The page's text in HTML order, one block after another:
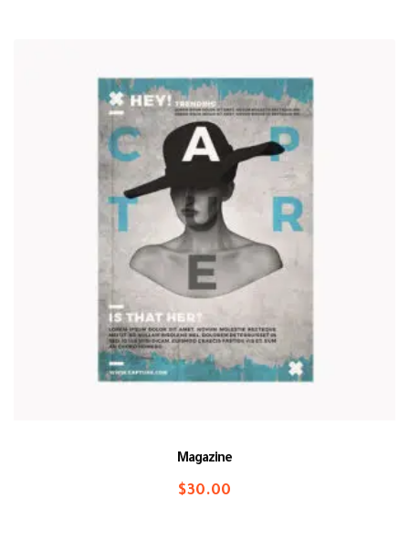
Magazine
$30.00